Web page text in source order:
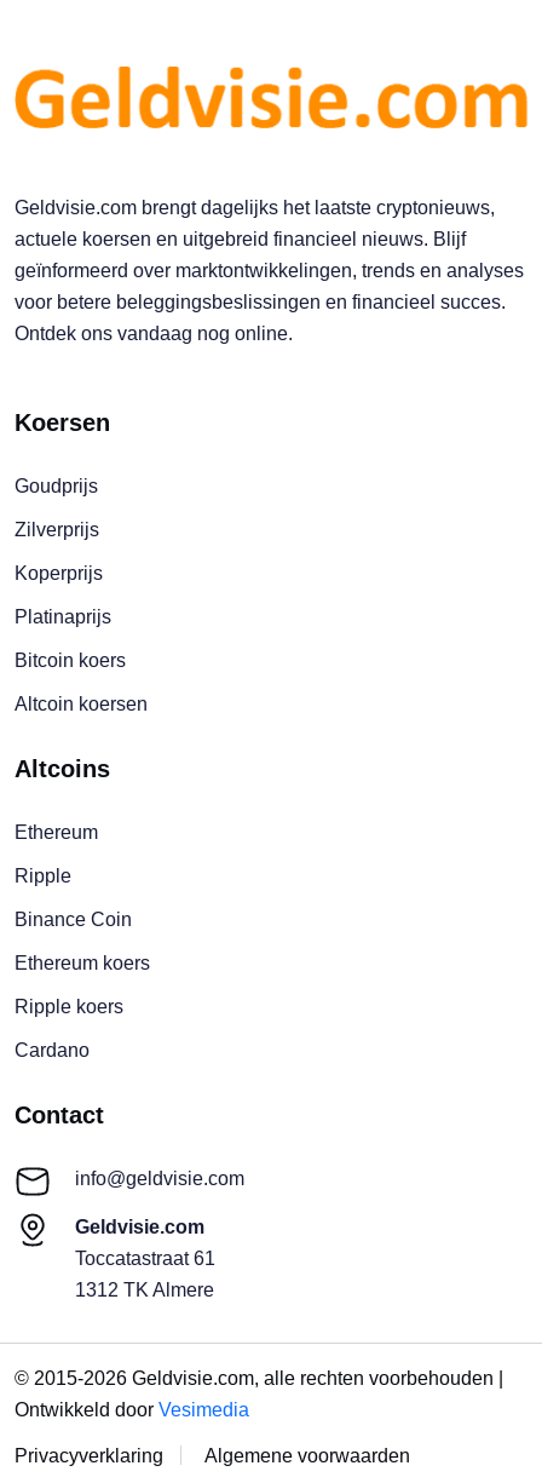
Geldvisie.com brengt dagelijks het laatste cryptonieuws,
actuele koersen en uitgebreid financieel nieuws. Blijf
geïnformeerd over marktontwikkelingen, trends en analyses
voor betere beleggingsbeslissingen en financieel succes.
Ontdek ons vandaag nog online.
Koersen
Goudprijs
Zilverprijs
Koperprijs
Platinaprijs
Bitcoin koers
Altcoin koersen
Altcoins
Ethereum
Ripple
Binance Coin
Ethereum koers
Ripple koers
Cardano
Contact
info@geldvisie.com
Geldvisie.com
Toccatastraat 61
1312 TK Almere
© 2015-2026 Geldvisie.com, alle rechten voorbehouden |
Ontwikkeld door Vesimedia
Privacyverklaring Algemene voorwaarden